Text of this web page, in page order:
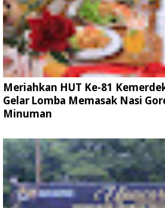
Meriahkan HUT Ke-81
Gelar Lomba Memasak Nasi
Minuman